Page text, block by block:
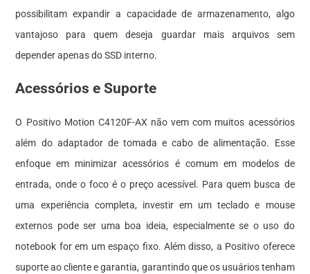
possibilitam expandir a capacidade de armazenamento, algo
vantajoso para quem deseja guardar mais arquivos sem
depender apenas do SSD interno.
Acessórios e Suporte
O Positivo Motion C4120F-AX não vem com muitos acessórios
além do adaptador de tomada e cabo de alimentação. Esse
enfoque em minimizar acessórios é comum em modelos de
entrada, onde o foco é o preço acessível. Para quem busca de
uma experiência completa, investir em um teclado e mouse
externos pode ser uma boa ideia, especialmente se o uso do
notebook for em um espaço fixo. Além disso, a Positivo oferece
suporte ao cliente e garantia, garantindo que os usuários tenham